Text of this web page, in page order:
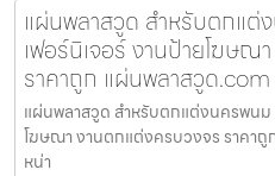
แผ่นพลาสวูด สำหรับตกแต่
เฟอร์นิเจอร์ งานป้ายโฆษ
ราคาถูก แผ่นพลาสวูด.com
แผ่นพลาสวูด สำหรับตกแต่งนครพนม
โฆษณา งานตกแต่งครบวงจร ราคา
หน่า